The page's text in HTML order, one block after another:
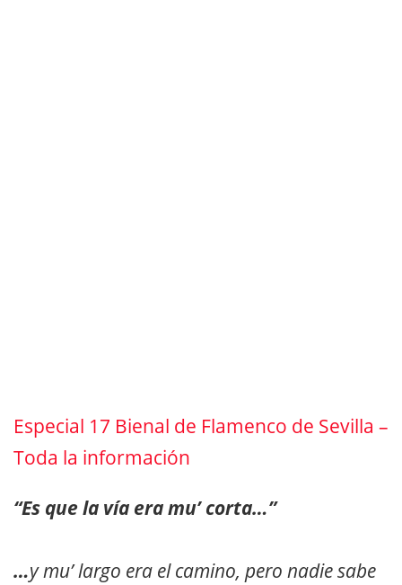
Especial 17 Bienal de Flamenco de Sevilla –
Toda la información
“Es que la vía era mu’ corta…”
…y mu’ largo era el camino, pero nadie sabe